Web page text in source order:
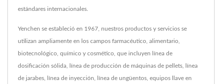
estándares internacionales.
Yenchen se estableció en 1967, nuestros productos y servicios se
utilizan ampliamente en los campos farmacéutico, alimentario,
biotecnológico, químico y cosmético, que incluyen línea de
dosificación sólida, línea de producción de máquinas de pellets, línea
de jarabes, línea de inyección, línea de ungüentos, equipos llave en